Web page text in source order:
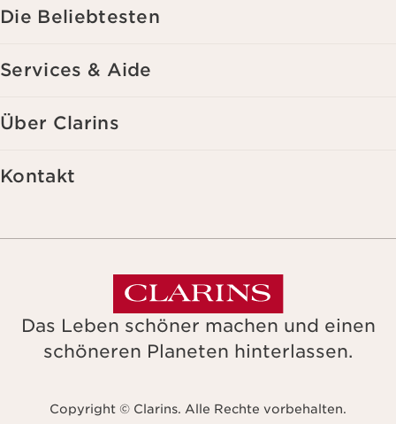
Die Beliebtesten
Services & Aide
Über Clarins
Kontakt
Das Leben schöner machen und einen
schöneren Planeten hinterlassen.
Copyright © Clarins. Alle Rechte vorbehalten.